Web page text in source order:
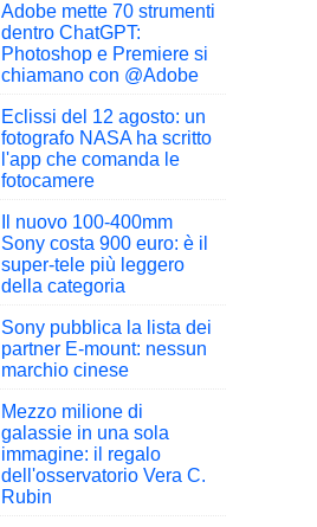
Adobe mette 70 strumenti
dentro ChatGPT:
Photoshop e Premiere si
chiamano con @Adobe
Eclissi del 12 agosto: un
fotografo NASA ha scritto
l'app che comanda le
fotocamere
Il nuovo 100-400mm
Sony costa 900 euro: è il
super-tele più leggero
della categoria
Sony pubblica la lista dei
partner E-mount: nessun
marchio cinese
Mezzo milione di
galassie in una sola
immagine: il regalo
dell'osservatorio Vera C.
Rubin